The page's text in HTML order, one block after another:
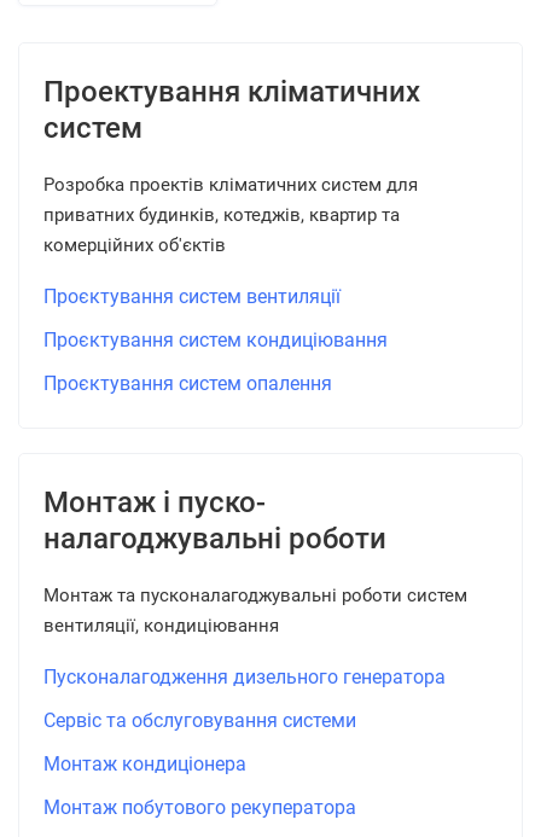
Проектування кліматичних
систем
Розробка проектів кліматичних систем для
приватних будинків, котеджів, квартир та
комерційних об'єктів
Проєктування систем вентиляції
Проєктування систем кондиціювання
Проєктування систем опалення
Монтаж і пуско-
налагоджувальні роботи
Монтаж та пусконалагоджувальні роботи систем
вентиляції, кондиціювання
Пусконалагодження дизельного генератора
Сервіс та обслуговування системи
Монтаж кондиціонера
Монтаж побутового рекуператора